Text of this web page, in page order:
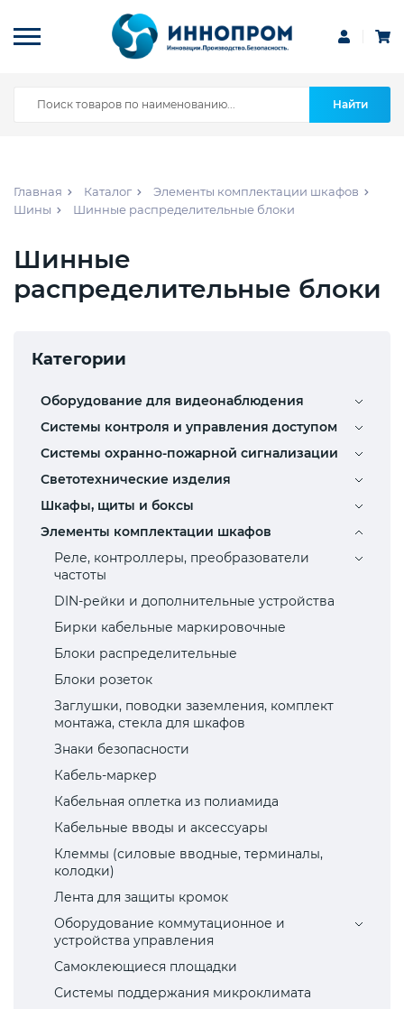
Найти
Главная Каталог
Элементы комплектации шкафов
Шины
Шинные распределительные блоки
Шинные
распределительные блоки
Категории
Оборудование для видеонаблюдения
Системы контроля и управления доступом
Системы охранно-пожарной сигнализации
Светотехнические изделия
Шкафы, щиты и боксы
Элементы комплектации шкафов
Реле, контроллеры, преобразователи
частоты
DIN-рейки и дополнительные устройства
Бирки кабельные маркировочные
Блоки распределительные
Блоки розеток
Заглушки, поводки заземления, комплект
монтажа, стекла для шкафов
Знаки безопасности
Кабель-маркер
Кабельная оплетка из полиамида
Кабельные вводы и аксессуары
Клеммы (силовые вводные, терминалы,
колодки)
Лента для защиты кромок
Оборудование коммутационное и
устройства управления
Самоклеющиеся площадки
Системы поддержания микроклимата